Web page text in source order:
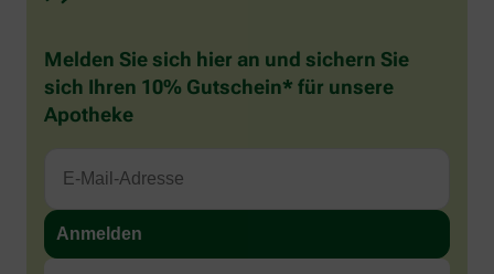
Melden Sie sich hier an und sichern Sie
sich Ihren 10% Gutschein* für unsere
Apotheke